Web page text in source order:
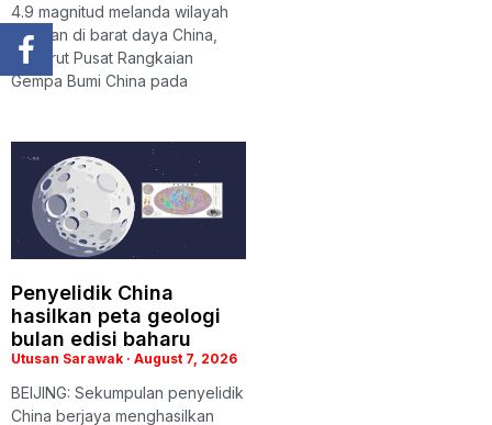
4.9 magnitud melanda wilayah
Sichuan di barat daya China,
menurut Pusat Rangkaian
Gempa Bumi China pada
Penyelidik China
hasilkan peta geologi
bulan edisi baharu
Utusan Sarawak August 7, 2026
BEIJING: Sekumpulan penyelidik
China berjaya menghasilkan